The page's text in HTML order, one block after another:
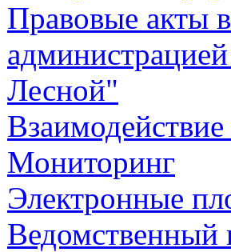
Правовые акты
Лесной"
Мониторинг
Электронные
Ведомственный